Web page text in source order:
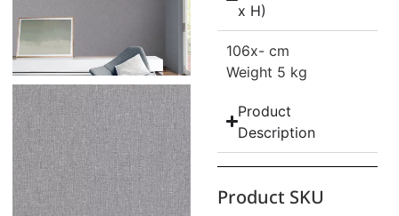
x H)
106x- cm
Weight 5 kg
Product
Description
Product SKU